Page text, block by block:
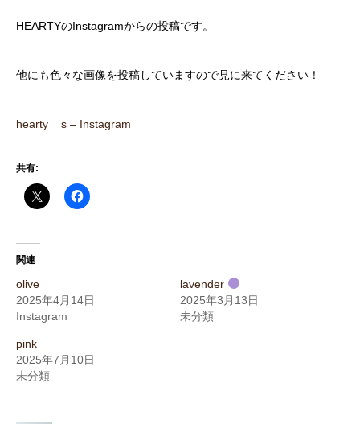
HEARTYのInstagramからの投稿です。
他にも色々な画像を投稿していますので見に来てください！
hearty__s – Instagram
共有:
関連
olive
2025年4月14日
Instagram
lavender
2025年3月13日
未分類
pink
2025年7月10日
未分類